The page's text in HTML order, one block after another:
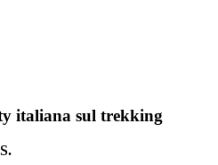
italiana sul trekking